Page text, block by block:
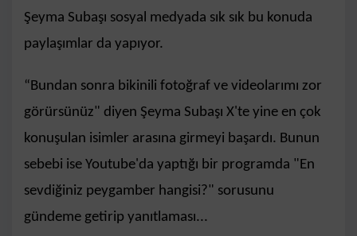
Şeyma Subaşı sosyal medyada sık sık bu konuda
paylaşımlar da yapıyor.
“Bundan sonra bikinili fotoğraf ve videolarımı zor
görürsünüz" diyen Şeyma Subaşı X'te yine en çok
konuşulan isimler arasına girmeyi başardı. Bunun
sebebi ise Youtube'da yaptığı bir programda "En
sevdiğiniz peygamber hangisi?" sorusunu
gündeme getirip yanıtlaması...